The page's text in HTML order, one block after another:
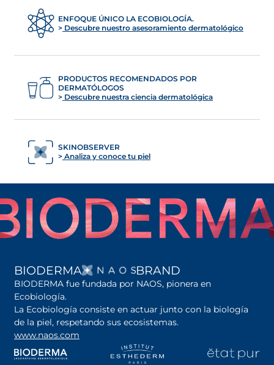
ENFOQUE ÚNICO LA ECOBIOLOGÍA.
Descubre nuestro asesoramiento dermatológico
PRODUCTOS RECOMENDADOS POR
DERMATÓLOGOS
Descubre nuestra ciencia dermatológica
SKINOBSERVER
Analiza y conoce tu piel
BIODERMA SE ABRE EN UNA
BRAND
BIODERMA fue fundada por NAOS, pionera en
Ecobiología.
La Ecobiología consiste en actuar junto con la biología
de la piel, respetando sus ecosistemas.
www.naos.com
se abre en una pestaña nueva
se abre en una